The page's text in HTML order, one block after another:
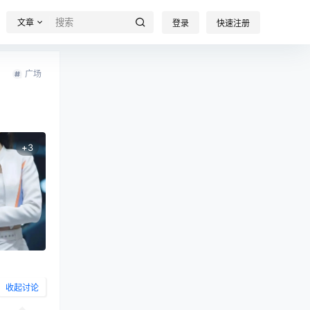
文章 登录 快速注册
广场
+3
收起讨论